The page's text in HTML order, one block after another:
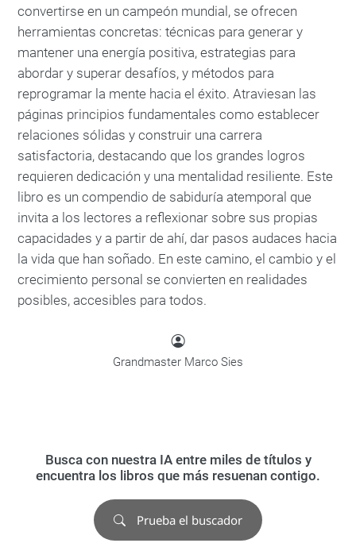
convertirse en un campeón mundial, se ofrecen
herramientas concretas: técnicas para generar y
mantener una energía positiva, estrategias para
abordar y superar desafíos, y métodos para
reprogramar la mente hacia el éxito. Atraviesan las
páginas principios fundamentales como establecer
relaciones sólidas y construir una carrera
satisfactoria, destacando que los grandes logros
requieren dedicación y una mentalidad resiliente. Este
libro es un compendio de sabiduría atemporal que
invita a los lectores a reflexionar sobre sus propias
capacidades y a partir de ahí, dar pasos audaces hacia
la vida que han soñado. En este camino, el cambio y el
crecimiento personal se convierten en realidades
posibles, accesibles para todos.
Grandmaster Marco Sies
Busca con nuestra IA entre miles de títulos y
encuentra los libros que más resuenan contigo.
Prueba el buscador